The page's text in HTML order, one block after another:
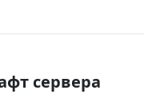
сервера